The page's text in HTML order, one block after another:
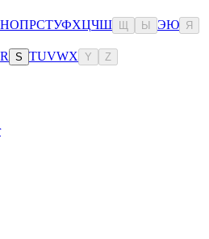
НОПРСТУФХЦЧШ Ы ЭЮ Я
R S TUVWX Y Z